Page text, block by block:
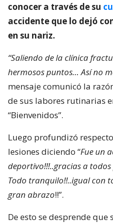
conocer a través de su
accidente que lo dejó
en su nariz.
“Saliendo de la clínica
hermosos puntos… Así no
mensaje comunicó la
de sus labores rutinarias
“Bienvenidos”.
Luego profundizó
lesiones diciendo “Fue un
deportivo!!!..gracias a
Todo tranquilo!!..igual con
gran abrazo!!”.
De esto se desprende que